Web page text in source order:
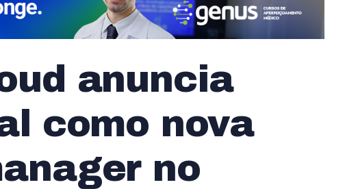
anuncia
como nova
no